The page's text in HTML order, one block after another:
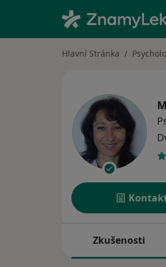
Hlavní Stránka
Zkušenosti